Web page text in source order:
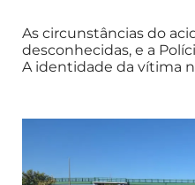
As circunstâncias do
desconhecidas, e a
A identidade da vítima